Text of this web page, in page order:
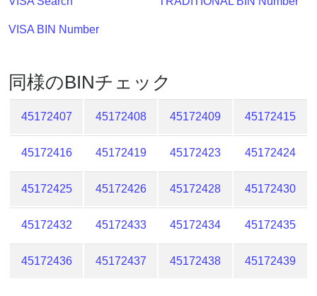
VISA BIN Number
同様のBINチェック
45172407 45172408 45172409 45172415
45172416 45172419 45172423 45172424
45172425 45172426 45172428 45172430
45172432 45172433 45172434 45172435
45172436 45172437 45172438 45172439